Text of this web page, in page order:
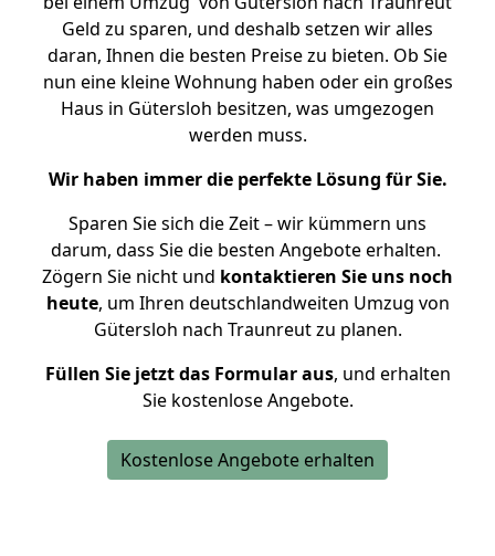
Geld zu sparen, und deshalb setzen wir alles
daran, Ihnen die besten Preise zu bieten. Ob Sie
nun eine kleine Wohnung haben oder ein großes
Haus in Gütersloh besitzen, was umgezogen
werden muss.
Wir haben immer die perfekte Lösung für Sie.
Sparen Sie sich die Zeit – wir kümmern uns
darum, dass Sie die besten Angebote erhalten.
Zögern Sie nicht und kontaktieren Sie uns noch
heute, um Ihren deutschlandweiten Umzug von
Gütersloh nach Traunreut zu planen.
Füllen Sie jetzt das Formular aus, und erhalten
Sie kostenlose Angebote.
Kostenlose Angebote erhalten